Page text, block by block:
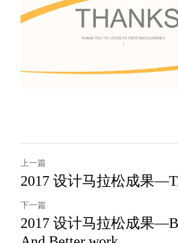
上一篇
2017 设计马拉松成果
下一篇
2017 设计马拉松成果